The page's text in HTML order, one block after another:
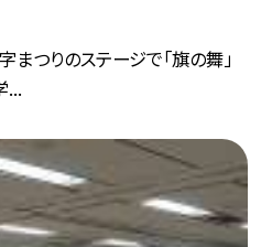
つりのステージで「旗の舞」
...